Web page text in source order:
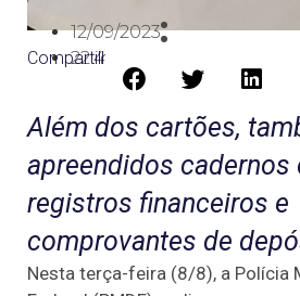
12/09/2023
22:41
Compartilhe:
Além dos cartões,
apreendidos cadernos
registros financeiros e
comprovantes de
Nesta terça-feira (8/8), a Polícia